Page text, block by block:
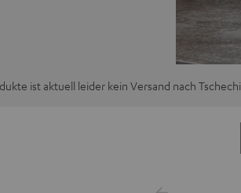
ist aktuell leider kein Versand nach